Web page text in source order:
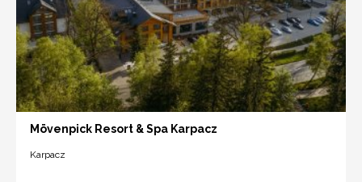
Mövenpick Resort & Spa Karpacz
Karpacz